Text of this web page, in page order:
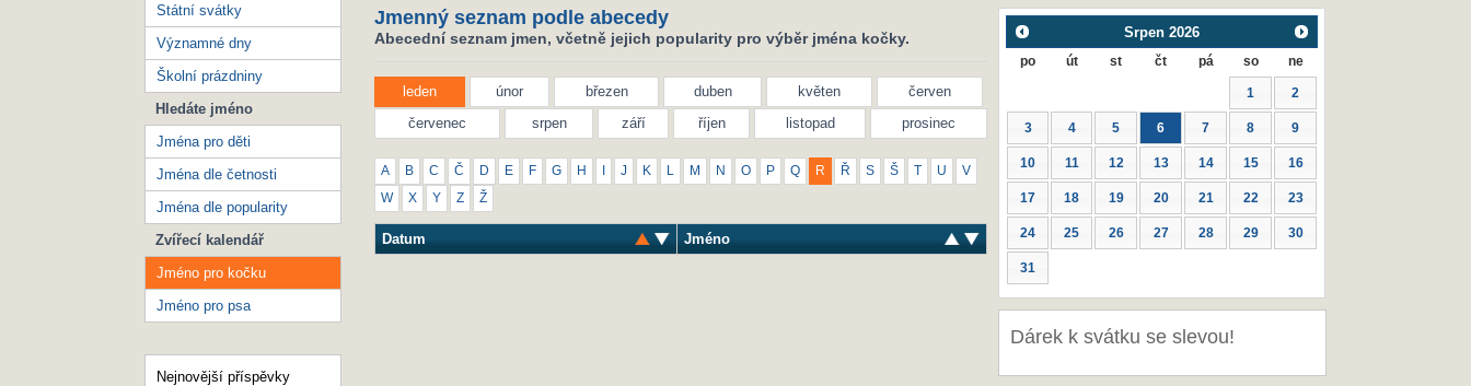
Jmenný seznam podle abecedy
Abecední seznam jmen, včetně jejich popularity pro výběr jména kočky.
leden únor březen duben květen
červen
červenec
srpen září říjen listopad prosinec
A B C Č D E F G H J K M N O P Q R Ř S Š T U V
W X Y Z Ž
Datum Jméno
Srpen 2026
po út st čt pá so ne
1 2
3 4 5 6 7 8 9
10 11 12 13 14 15 16
17 18 19 20 21 22 23
24 25 26 27 28 29 30
31
Dárek k svátku se slevou!
Státní svátky
Významné dny
Školní prázdniny
Hledáte jméno
Jména pro děti
Jména dle četnosti
Jména dle popularity
Zvířecí kalendář
Jméno pro kočku
Jméno pro psa
Nejnovější příspěvky